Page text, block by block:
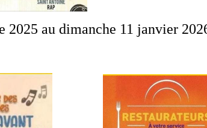
2025 au dimanche 11 janvier